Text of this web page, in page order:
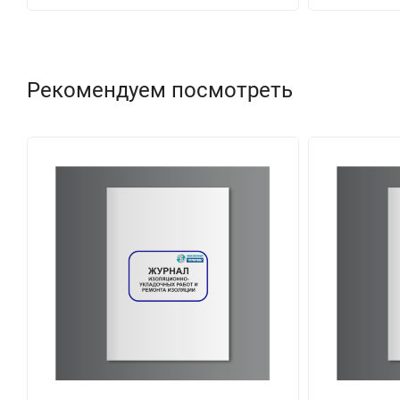
Рекомендуем посмотреть